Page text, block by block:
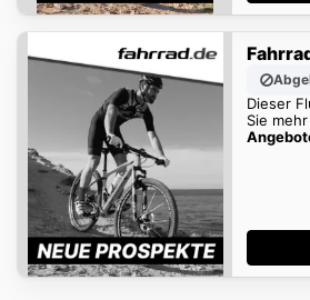
Dieser
Sie